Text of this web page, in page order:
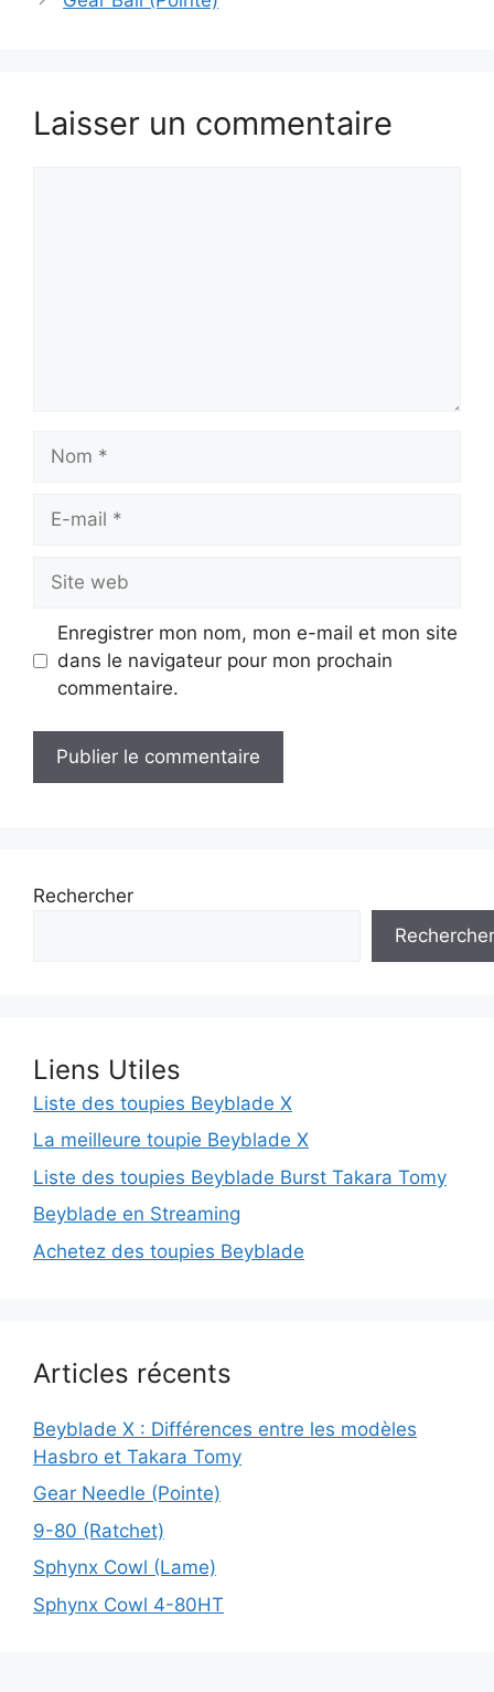
Laisser un commentaire
Nom
Site
web
Enregistrer mon nom, mon e-mail et mon site
dans le navigateur pour mon prochain
commentaire.
Rechercher
Rechercher
Liens Utiles
Liste des toupies Beyblade X
La meilleure toupie Beyblade X
Liste des toupies Beyblade Burst Takara Tomy
Beyblade en Streaming
Achetez des toupies Beyblade
Articles récents
Beyblade X : Différences entre les modèles
Hasbro et Takara Tomy
Gear Needle (Pointe)
9-80 (Ratchet)
Sphynx Cowl (Lame)
Sphynx Cowl 4-80HT